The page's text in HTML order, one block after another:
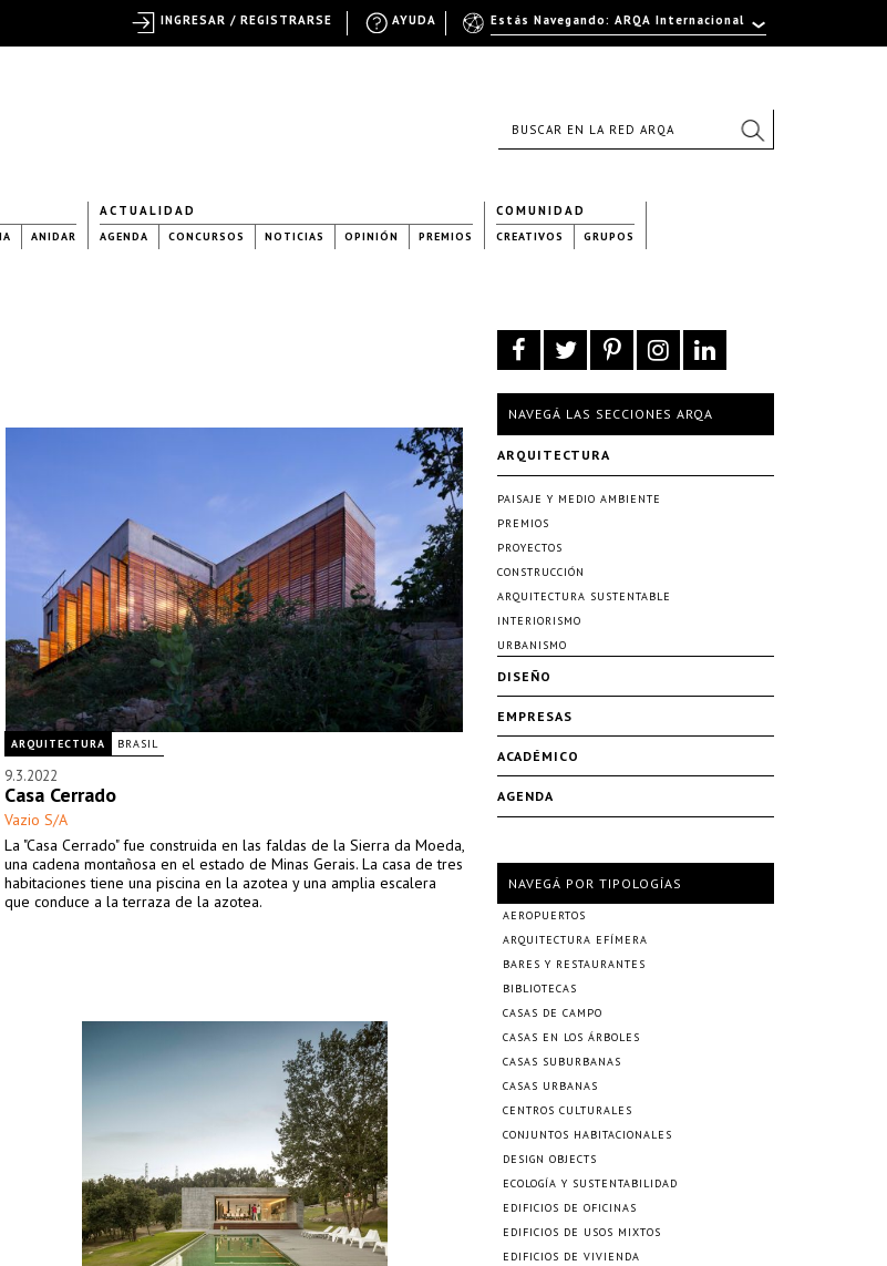
ANIDAR
ACTUALIDAD
AGENDA CONCURSOS NOTICIAS OPINIÓN PREMIOS
COMUNIDAD
CREATIVOS GRUPOS
ARQUITECTURA BRASIL
9.3.2022
Casa Cerrado
Vazio S/A
La "Casa Cerrado" fue construida en las faldas de la Sierra da Moeda,
una cadena montañosa en el estado de Minas Gerais. La casa de tres
habitaciones tiene una piscina en la azotea y una amplia escalera
que conduce a la terraza de la azotea.
NAVEGÁ LAS SECCIONES ARQA
ARQUITECTURA
PAISAJE Y MEDIO AMBIENTE
PREMIOS
PROYECTOS
CONSTRUCCIÓN
ARQUITECTURA SUSTENTABLE
INTERIORISMO
URBANISMO
DISEÑO
EMPRESAS
ACADÉMICO
AGENDA
NAVEGÁ POR TIPOLOGÍAS
AEROPUERTOS
ARQUITECTURA EFÍMERA
BARES Y RESTAURANTES
BIBLIOTECAS
CASAS DE CAMPO
CASAS EN LOS ÁRBOLES
CASAS SUBURBANAS
CASAS URBANAS
CENTROS CULTURALES
CONJUNTOS HABITACIONALES
DESIGN OBJECTS
ECOLOGÍA Y SUSTENTABILIDAD
EDIFICIOS DE OFICINAS
EDIFICIOS DE USOS MIXTOS
EDIFICIOS DE VIVIENDA
Estás Navegando: ARQA Internacional
AYUDA
INGRESAR / REGISTRARSE